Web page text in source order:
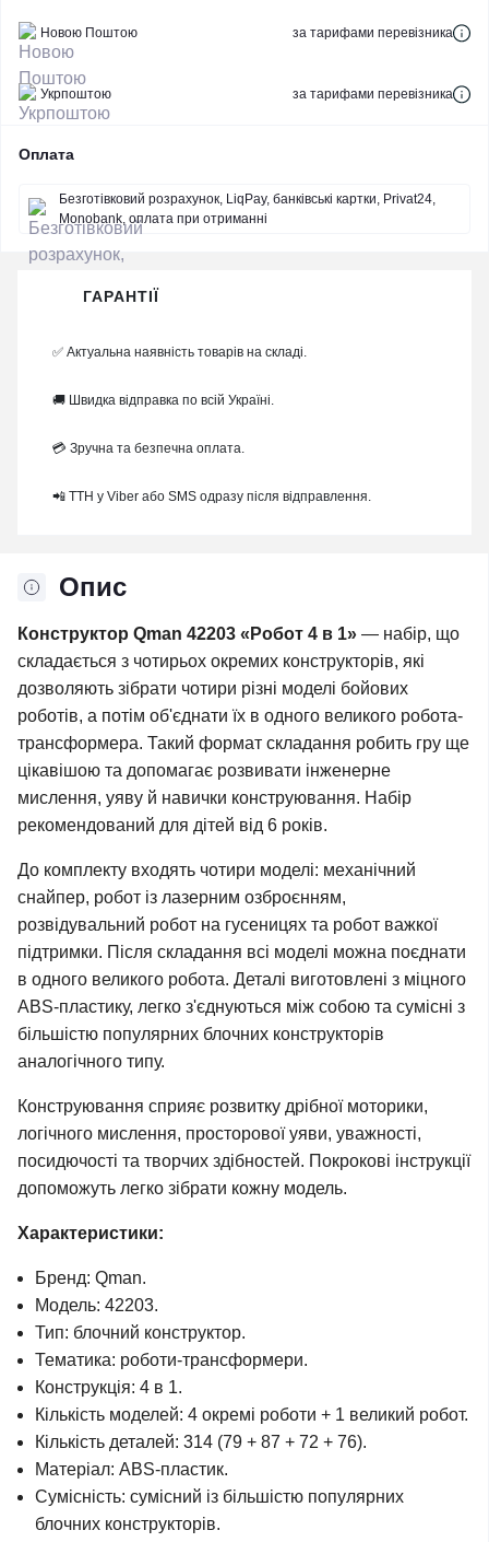
Новою Поштою за тарифами перевізника
Укрпоштою за тарифами перевізника
Оплата
Безготівковий розрахунок, LiqPay, банківські картки, Privat24,
Monobank, оплата при отриманні
Опис
Конструктор Qman 42203 «Робот 4 в 1» — набір, що
складається з чотирьох окремих конструкторів, які
дозволяють зібрати чотири різні моделі бойових
роботів, а потім об'єднати їх в одного великого робота-
трансформера. Такий формат складання робить гру ще
цікавішою та допомагає розвивати інженерне
мислення, уяву й навички конструювання. Набір
рекомендований для дітей від 6 років.
До комплекту входять чотири моделі: механічний
снайпер, робот із лазерним озброєнням,
розвідувальний робот на гусеницях та робот важкої
підтримки. Після складання всі моделі можна поєднати
в одного великого робота. Деталі виготовлені з міцного
ABS-пластику, легко з'єднуються між собою та сумісні з
більшістю популярних блочних конструкторів
аналогічного типу.
Конструювання сприяє розвитку дрібної моторики,
логічного мислення, просторової уяви, уважності,
посидючості та творчих здібностей. Покрокові інструкції
допоможуть легко зібрати кожну модель.
Характеристики:
Бренд: Qman.
Модель: 42203.
Тип: блочний конструктор.
Тематика: роботи-трансформери.
Конструкція: 4 в 1.
Кількість моделей: 4 окремі роботи + 1 великий робот.
Кількість деталей: 314 (79 + 87 + 72 + 76).
Матеріал: ABS-пластик.
Сумісність: сумісний із більшістю популярних
блочних конструкторів.
ГАРАНТІЇ
✅ Актуальна наявність товарів на складі.
🚚 Швидка відправка по всій Україні.
💳 Зручна та безпечна оплата.
📲 ТТН у Viber або SMS одразу після відправлення.